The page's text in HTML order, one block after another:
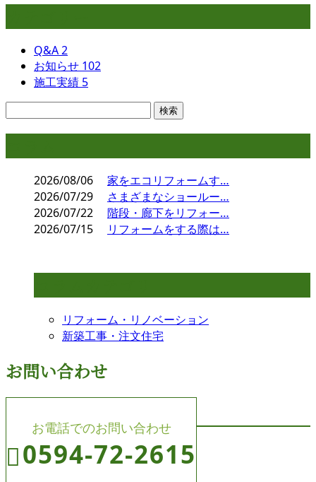
Q&A2
お知らせ 102
施工実績 5
2026/08/06
家をエコリフォームす…
2026/07/29
さまざまなショールー…
2026/07/22
階段・廊下をリフォー…
2026/07/15
リフォームをする際は…
リフォーム・リノベーション
新築工事・注文住宅
お問い合わせ
お電話でのお問い合わせ
0594-72-2615